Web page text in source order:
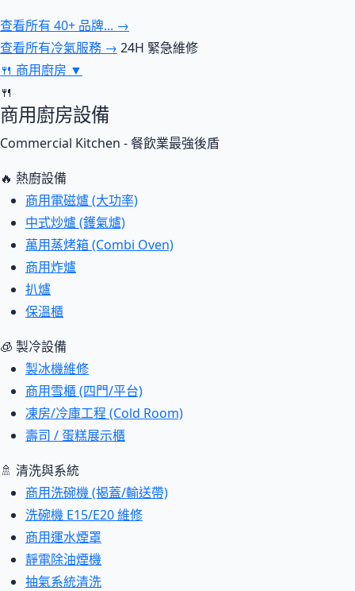
查看所有 40+ 品牌... →
查看所有冷氣服務 → 24H 緊急維修
🍴 商用廚房 ▼
🍴
商用廚房設備
Commercial Kitchen - 餐飲業最強後盾
🔥 熱廚設備
商用電磁爐 (大功率)
中式炒爐 (鑊氣爐)
萬用蒸烤箱 (Combi Oven)
商用炸爐
扒爐
保溫櫃
🧊 製冷設備
製冰機維修
商用雪櫃 (四門/平台)
凍房/冷庫工程 (Cold Room)
壽司 / 蛋糕展示櫃
🚿 清洗與系統
商用洗碗機 (揭蓋/輸送帶)
洗碗機 E15/E20 維修
商用運水煙罩
靜電除油煙機
抽氣系統清洗